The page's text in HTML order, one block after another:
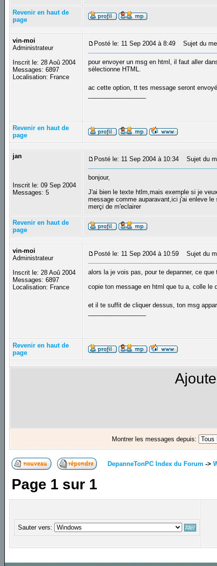
Revenir en haut de
page
vin-moi
Administrateur
Inscrit le: 28 Aoû 2004
Messages: 6897
Localisation: France
Posté le: 11 Sep 2004 à 8:49 Sujet du
pour envoyer un msg en html, il faut aller
sélectionne HTML.
ac cette option, tt tes message seront
Revenir en haut de
page
jan
Inscrit le: 09 Sep 2004
Messages: 5
Posté le: 11 Sep 2004 à 10:34 Sujet du
bonjour,
J'ai bien le texte htlm,mais exemple si je
message comme auparavant,ici j'ai enleve
merçi de m'eclairer
Revenir en haut de
page
vin-moi
Administrateur
Inscrit le: 28 Aoû 2004
Messages: 6897
Localisation: France
Posté le: 11 Sep 2004 à 10:59 Sujet du
alors la je vois pas, pour te depanner, ce
copie ton message en html que tu a, colle
et il te suffit de cliquer dessus, ton msg
Revenir en haut de
page
Montrer les messages depuis:
DepanneTonPC Index du Forum ->
Page 1 sur 1
Sauter vers: